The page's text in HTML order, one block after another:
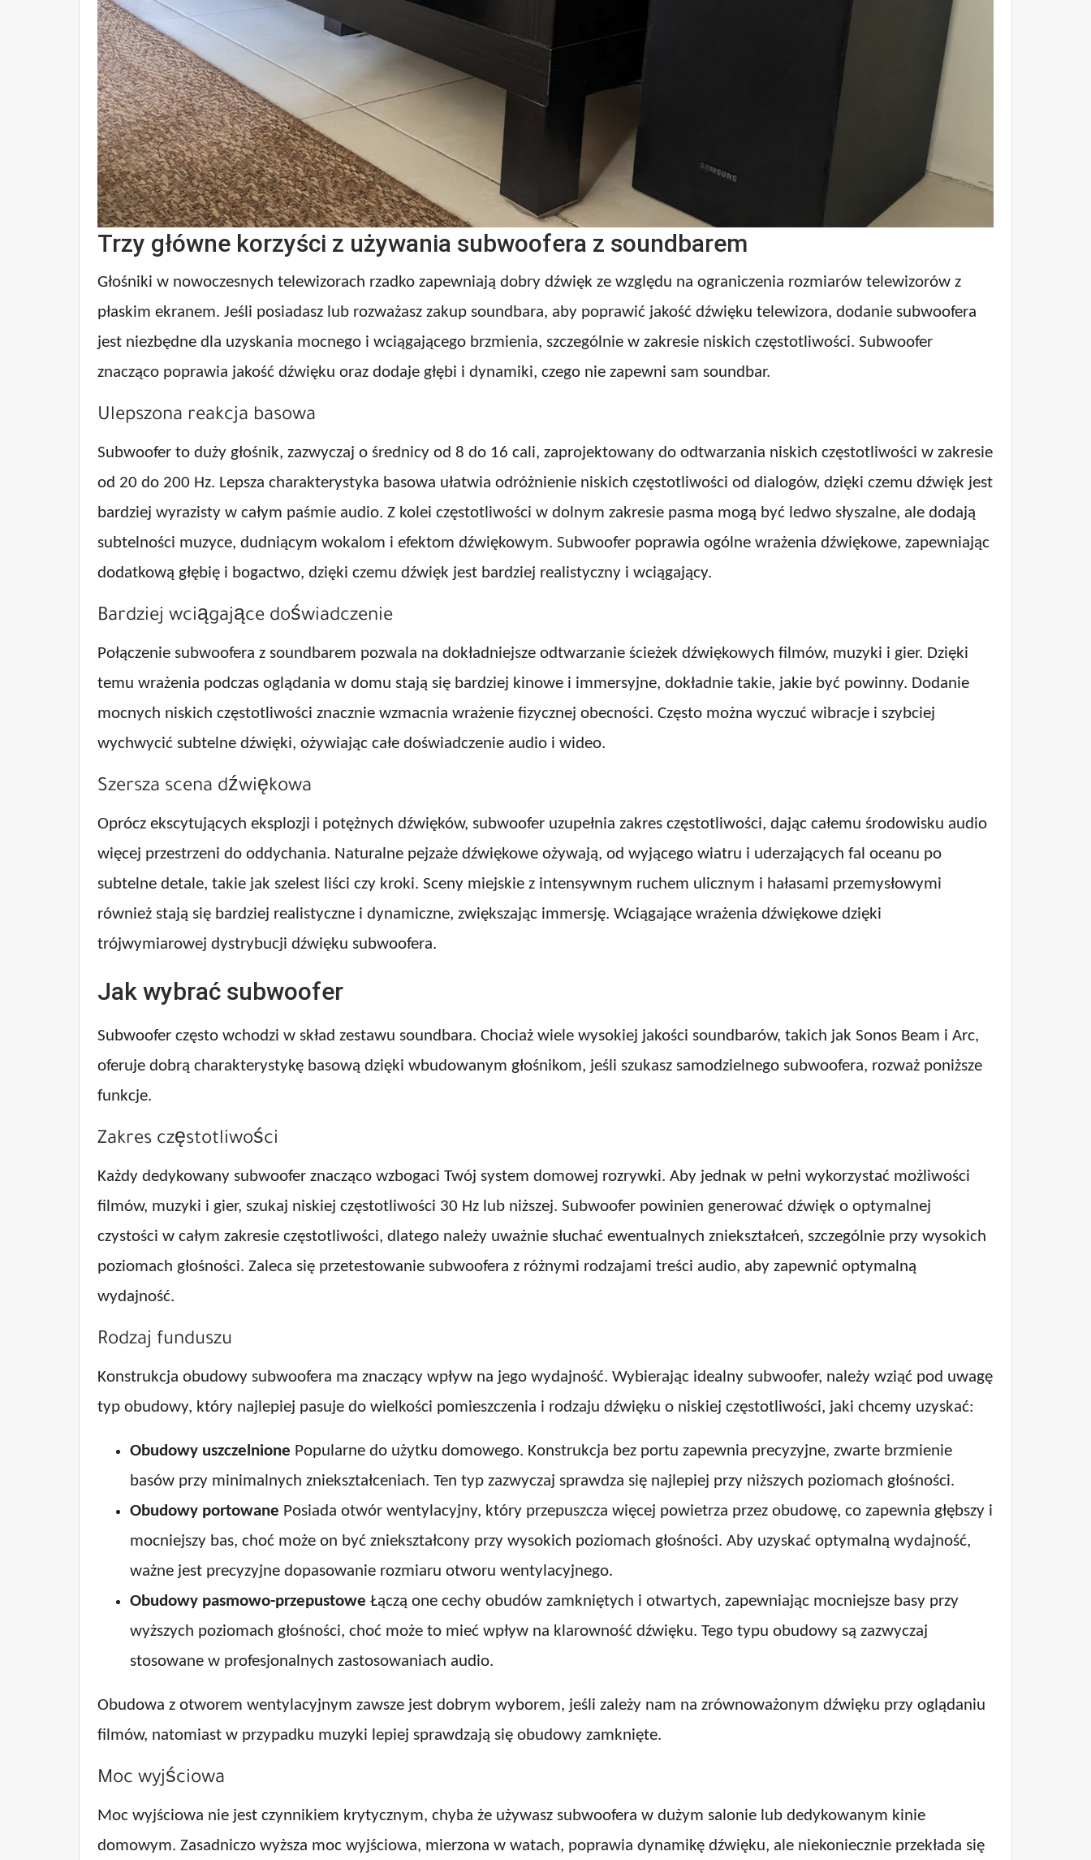
Trzy główne korzyści z używania subwoofera z soundbarem
Głośniki w nowoczesnych telewizorach rzadko zapewniają dobry dźwięk ze względu na ograniczenia rozmiarów telewizorów z
płaskim ekranem. Jeśli posiadasz lub rozważasz zakup soundbara, aby poprawić jakość dźwięku telewizora, dodanie subwoofera
jest niezbędne dla uzyskania mocnego i wciągającego brzmienia, szczególnie w zakresie niskich częstotliwości. Subwoofer
znacząco poprawia jakość dźwięku oraz dodaje głębi i dynamiki, czego nie zapewni sam soundbar.
Ulepszona reakcja basowa
Subwoofer to duży głośnik, zazwyczaj o średnicy od 8 do 16 cali, zaprojektowany do odtwarzania niskich częstotliwości w zakresie
od 20 do 200 Hz. Lepsza charakterystyka basowa ułatwia odróżnienie niskich częstotliwości od dialogów, dzięki czemu dźwięk jest
bardziej wyrazisty w całym paśmie audio. Z kolei częstotliwości w dolnym zakresie pasma mogą być ledwo słyszalne, ale dodają
subtelności muzyce, dudniącym wokalom i efektom dźwiękowym. Subwoofer poprawia ogólne wrażenia dźwiękowe, zapewniając
dodatkową głębię i bogactwo, dzięki czemu dźwięk jest bardziej realistyczny i wciągający.
Bardziej wciągające doświadczenie
Połączenie subwoofera z soundbarem pozwala na dokładniejsze odtwarzanie ścieżek dźwiękowych filmów, muzyki i gier. Dzięki
temu wrażenia podczas oglądania w domu stają się bardziej kinowe i immersyjne, dokładnie takie, jakie być powinny. Dodanie
mocnych niskich częstotliwości znacznie wzmacnia wrażenie fizycznej obecności. Często można wyczuć wibracje i szybciej
wychwycić subtelne dźwięki, ożywiając całe doświadczenie audio i wideo.
Szersza scena dźwiękowa
Oprócz ekscytujących eksplozji i potężnych dźwięków, subwoofer uzupełnia zakres częstotliwości, dając całemu środowisku audio
więcej przestrzeni do oddychania. Naturalne pejzaże dźwiękowe ożywają, od wyjącego wiatru i uderzających fal oceanu po
subtelne detale, takie jak szelest liści czy kroki. Sceny miejskie z intensywnym ruchem ulicznym i hałasami przemysłowymi
również stają się bardziej realistyczne i dynamiczne, zwiększając immersję. Wciągające wrażenia dźwiękowe dzięki
trójwymiarowej dystrybucji dźwięku subwoofera.
Jak wybrać subwoofer
Subwoofer często wchodzi w skład zestawu soundbara. Chociaż wiele wysokiej jakości soundbarów, takich jak Sonos Beam i Arc,
oferuje dobrą charakterystykę basową dzięki wbudowanym głośnikom, jeśli szukasz samodzielnego subwoofera, rozważ poniższe
funkcje.
Zakres częstotliwości
Każdy dedykowany subwoofer znacząco wzbogaci Twój system domowej rozrywki. Aby jednak w pełni wykorzystać możliwości
filmów, muzyki i gier, szukaj niskiej częstotliwości 30 Hz lub niższej. Subwoofer powinien generować dźwięk o optymalnej
czystości w całym zakresie częstotliwości, dlatego należy uważnie słuchać ewentualnych zniekształceń, szczególnie przy wysokich
poziomach głośności. Zaleca się przetestowanie subwoofera z różnymi rodzajami treści audio, aby zapewnić optymalną
wydajność.
Rodzaj funduszu
Konstrukcja obudowy subwoofera ma znaczący wpływ na jego wydajność. Wybierając idealny subwoofer, należy wziąć pod uwagę
typ obudowy, który najlepiej pasuje do wielkości pomieszczenia i rodzaju dźwięku o niskiej częstotliwości, jaki chcemy uzyskać:
Obudowy uszczelnione Popularne do użytku domowego. Konstrukcja bez portu zapewnia precyzyjne, zwarte brzmienie
basów przy minimalnych zniekształceniach. Ten typ zazwyczaj sprawdza się najlepiej przy niższych poziomach głośności.
Obudowy portowane Posiada otwór wentylacyjny, który przepuszcza więcej powietrza przez obudowę, co zapewnia głębszy i
mocniejszy bas, choć może on być zniekształcony przy wysokich poziomach głośności. Aby uzyskać optymalną wydajność,
ważne jest precyzyjne dopasowanie rozmiaru otworu wentylacyjnego.
Obudowy pasmowo-przepustowe Łączą one cechy obudów zamkniętych i otwartych, zapewniając mocniejsze basy przy
wyższych poziomach głośności, choć może to mieć wpływ na klarowność dźwięku. Tego typu obudowy są zazwyczaj
stosowane w profesjonalnych zastosowaniach audio.
Obudowa z otworem wentylacyjnym zawsze jest dobrym wyborem, jeśli zależy nam na zrównoważonym dźwięku przy oglądaniu
filmów, natomiast w przypadku muzyki lepiej sprawdzają się obudowy zamknięte.
Moc wyjściowa
Moc wyjściowa nie jest czynnikiem krytycznym, chyba że używasz subwoofera w dużym salonie lub dedykowanym kinie
domowym. Zasadniczo wyższa moc wyjściowa, mierzona w watach, poprawia dynamikę dźwięku, ale niekoniecznie przekłada się